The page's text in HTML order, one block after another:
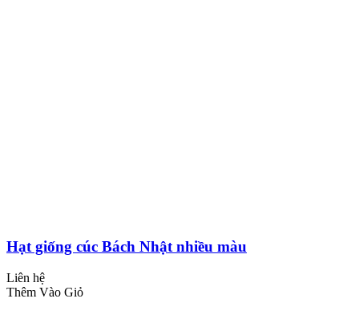
Hạt giống cúc Bách Nhật nhiều màu
Liên hệ
Thêm Vào Giỏ